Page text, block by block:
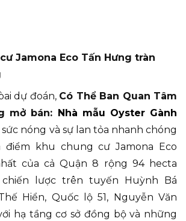
Jamona Eco Tấn Hưng tràn
dự đoán, Có Thể Ban Quan Tâm
mở bán:
Nhà mẫu Oyster Gành
nóng và sự lan tỏa nhanh chóng
điểm khu chung cư Jamona Eco
của cả Quận 8 rộng 94 hecta
lược trên tuyến Huỳnh Bá
Hiển, Quốc lộ 51, Nguyễn Văn
hạ tầng cơ sở đồng bộ và những